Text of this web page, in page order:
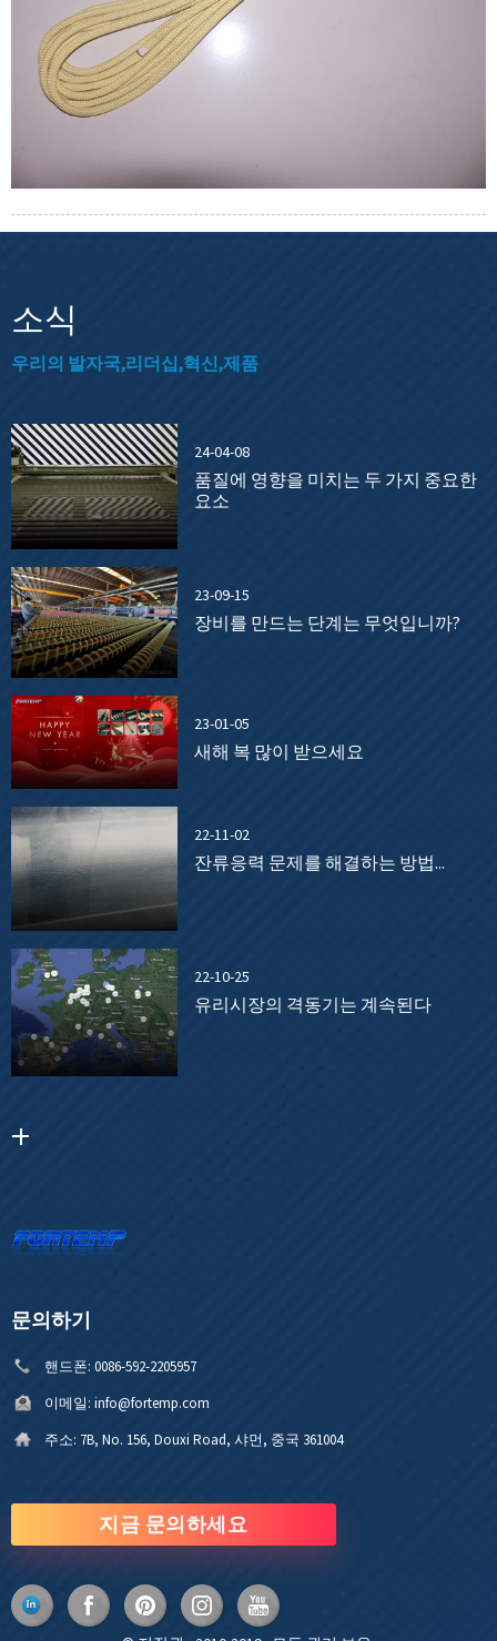
소식
우리의 발자국,리더십,혁신,제품
24-04-08
품질에 영향을 미치는 두 가지 중요한
요소
23-09-15
장비를 만드는 단계는 무엇입니까?
23-01-05
새해 복 많이 받으세요
22-11-02
잔류응력 문제를 해결하는 방법...
22-10-25
유리시장의 격동기는 계속된다
문의하기
핸드폰: 0086-592-2205957
이메일: info@fortemp.com
주소: 7B, No. 156, Douxi Road, 샤먼, 중국 361004
지금 문의하세요